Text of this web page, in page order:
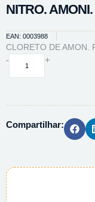
NITRO.
EAN: 0003988
CLORETO DE AMON.
-
CLORETO
AMONI.
125
quantidade
+
Compartilhar: